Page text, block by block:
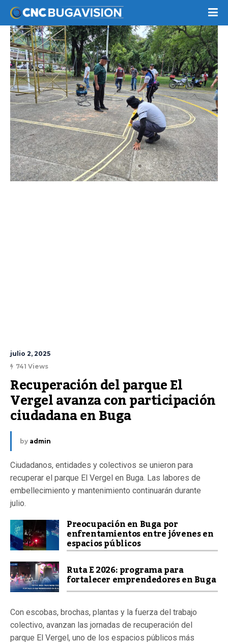
julio 2, 2025
741 Views
Recuperación del parque El
Vergel avanza con participación
ciudadana en Buga
by admin
Ciudadanos, entidades y colectivos se unieron para
recuperar el parque El Vergel en Buga. Las labores de
embellecimiento y mantenimiento continuarán durante
julio.
Preocupación en Buga por
enfrentamientos entre jóvenes en
espacios públicos
Ruta E 2026: programa para
fortalecer emprendedores en Buga
Con escobas, brochas, plantas y la fuerza del trabajo
colectivo, avanzan las jornadas de recuperación del
parque El Vergel, uno de los espacios públicos más